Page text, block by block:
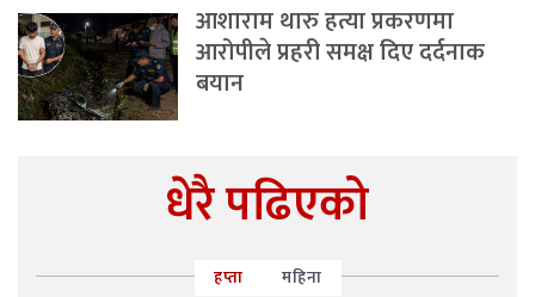
आशाराम थारु हत्या प्रकरणमा
आरोपीले प्रहरी समक्ष दिए दर्दनाक
बयान
धेरै पढिएको
हप्ता महिना